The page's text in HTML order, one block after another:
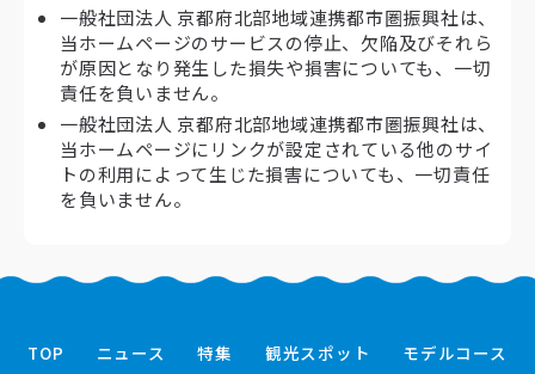
一般社団法人 京都府北部地域連携都市圏振興社は、
当ホームページのサービスの停止、欠陥及びそれら
が原因となり発生した損失や損害についても、一切
責任を負いません。
一般社団法人 京都府北部地域連携都市圏振興社は、
当ホームページにリンクが設定されている他のサイ
トの利用によって生じた損害についても、一切責任
を負いません。
TOP ニュース 特集 観光スポット
モデルコース